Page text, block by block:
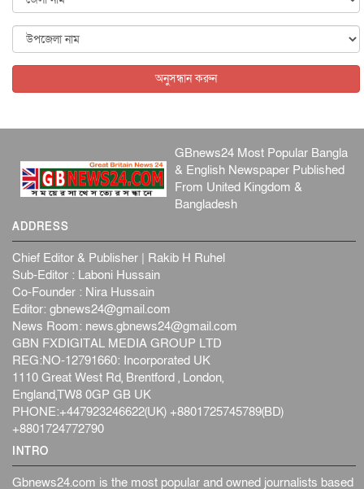
আন্তর্জাতিক ৫ আগস্ট, ২০২৬
অনুসন্ধান করুন
GBnews24 Most Popular Bangla
& English Newspaper Published
From United Kingdom &
Bangladesh
ADDRESS
Chief Editor & Publisher | Rakib H Ruhel
Sub-Editor : Laboni Hussain
Co-Founder : Nira Hussain
Editor: gbnews24@gmail.com
News Room: news.gbnews24@gmail.com
GBN FXDIGITAL MEDIA GROUP LTD
REG:NO-12791660: Incorporated UK
1110 Great West Rd, Brentford , London,
England,TW8 0GP GB UK
PHONE:+447923246622(UK) +8801725745789(BD)
+8801724772790
INTRO
Gbnews24.com is the most popular and owned journalists based